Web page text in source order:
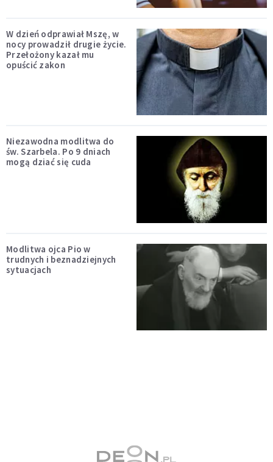
W dzień odprawiał Mszę, w
nocy prowadził drugie życie.
Przełożony kazał mu
opuścić zakon
Niezawodna modlitwa do
św. Szarbela. Po 9 dniach
mogą dziać się cuda
Modlitwa ojca Pio w
trudnych i beznadziejnych
sytuacjach